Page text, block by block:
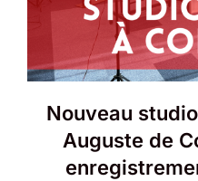
Nouveau
Auguste de